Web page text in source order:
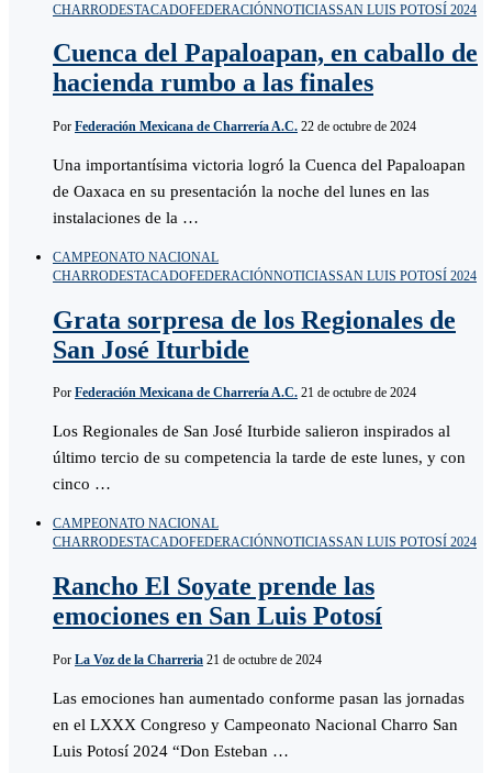
CHARRODESTACADOFEDERACIÓNNOTICIASSAN LUIS POTOSÍ 2024
Cuenca del Papaloapan, en caballo de
hacienda rumbo a las finales
Por Federación Mexicana de Charrería A.C. 22 de octubre de 2024
Una importantísima victoria logró la Cuenca del Papaloapan
de Oaxaca en su presentación la noche del lunes en las
instalaciones de la …
CAMPEONATO NACIONAL
CHARRODESTACADOFEDERACIÓNNOTICIASSAN LUIS POTOSÍ 2024
Grata sorpresa de los Regionales de
San José Iturbide
Por Federación Mexicana de Charrería A.C. 21 de octubre de 2024
Los Regionales de San José Iturbide salieron inspirados al
último tercio de su competencia la tarde de este lunes, y con
cinco …
CAMPEONATO NACIONAL
CHARRODESTACADOFEDERACIÓNNOTICIASSAN LUIS POTOSÍ 2024
Rancho El Soyate prende las
emociones en San Luis Potosí
Por La Voz de la Charreria 21 de octubre de 2024
Las emociones han aumentado conforme pasan las jornadas
en el LXXX Congreso y Campeonato Nacional Charro San
Luis Potosí 2024 “Don Esteban …